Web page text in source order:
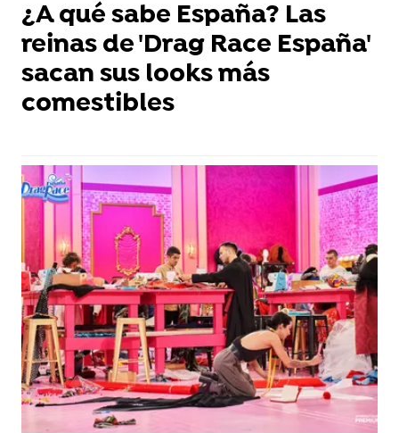
¿A qué sabe España? Las
reinas de 'Drag Race España'
sacan sus looks más
comestibles